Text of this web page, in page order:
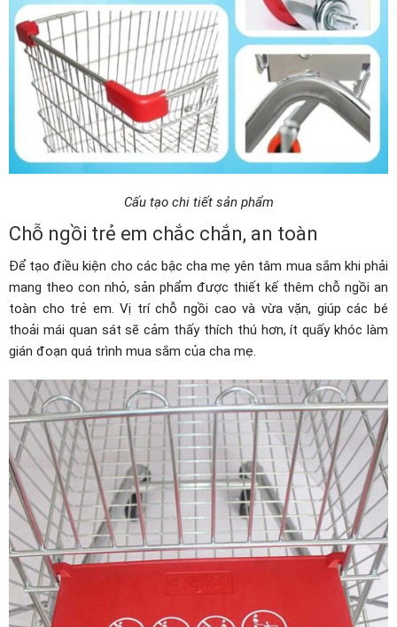
Cấu tạo chi tiết sản phẩm
Chỗ ngồi trẻ em chắc chắn, an toàn
Để tạo điều kiện cho các bậc cha mẹ yên tâm mua sắm khi phải
mang theo con nhỏ, sản phẩm được thiết kế thêm chỗ ngồi an
toàn cho trẻ em. Vị trí chỗ ngồi cao và vừa vặn, giúp các bé
thoải mái quan sát sẽ cảm thấy thích thú hơn, ít quấy khóc làm
gián đoạn quá trình mua sắm của cha mẹ.